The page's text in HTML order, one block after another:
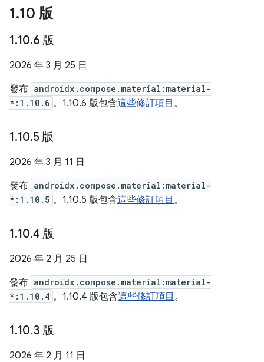
1.10 版
1.10.6 版
2026 年 3 月 25 日
發布 androidx.compose.material:material-
*:1.10.6 。1.10.6 版包含這些修訂項目 。
1.10.5 版
2026 年 3 月 11 日
發布 androidx.compose.material:material-
*:1.10.5 。1.10.5 版包含這些修訂項目 。
1.10.4 版
2026 年 2 月 25 日
發布 androidx.compose.material:material-
*:1.10.4 。1.10.4 版包含這些修訂項目 。
1.10.3 版
2026 年 2 月 11 日